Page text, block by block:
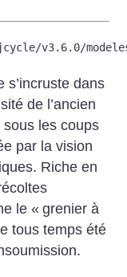
v3.6.0/
s’incruste dans
de l’ancien
les coups
par la vision
Riche en
le « grenier à
tous temps été